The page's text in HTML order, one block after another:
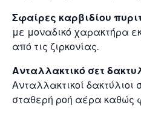
Σφαίρες καρβιδίου
με μοναδικό χαρακτήρα
από τις ζιρκονίας.
Ανταλλακτικό σετ
Ανταλλακτικοί δακτύλιοι
σταθερή ροή αέρα καθώς